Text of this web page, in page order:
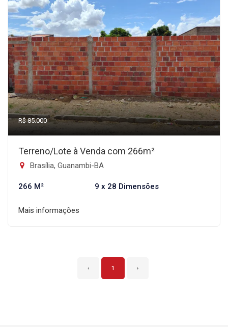
R$ 85.000
Terreno/Lote à Venda com 266m²
Brasília, Guanambi-BA
266 M² 9 x 28 Dimensões
Mais informações
‹ 1 ›